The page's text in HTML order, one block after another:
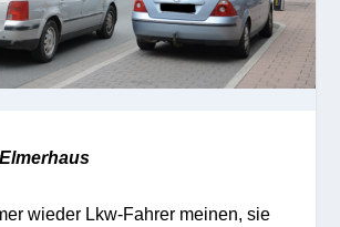
wieder Lkw-Fahrer meinen, sie